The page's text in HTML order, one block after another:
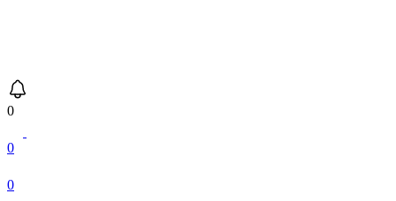
0
0
0